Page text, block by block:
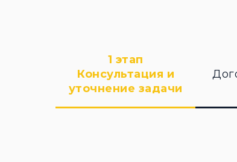
1 этап
Консультация и
уточнение задачи